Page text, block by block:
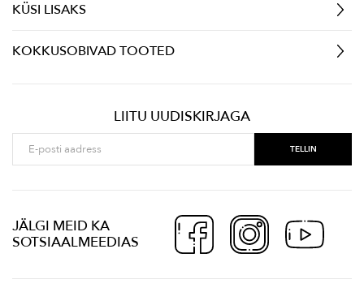
KÜSI LISAKS
KOKKUSOBIVAD TOOTED
LIITU UUDISKIRJAGA
JÄLGI MEID KA
SOTSIAALMEEDIAS